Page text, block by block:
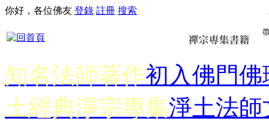
你好，各位佛友 登錄 註冊 搜索
知名法師著作初入佛門佛
土經典淨宗專集淨土法師